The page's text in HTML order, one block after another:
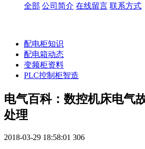
全部 公司简介 在线留言 联系方式
配电柜知识
配电箱动态
变频柜资料
PLC控制柜智造
电气百科：数控机床电气
处理
2018-03-29 18:58:01 306